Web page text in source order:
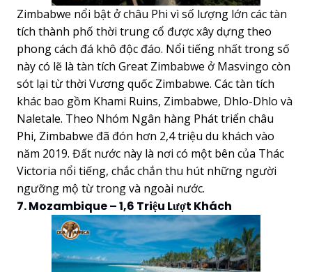
Zimbabwe nổi bật ở châu Phi vì số lượng lớn các tàn
tích thành phố thời trung cổ được xây dựng theo
phong cách đá khô độc đáo. Nổi tiếng nhất trong số
này có lẽ là tàn tích Great Zimbabwe ở Masvingo còn
sót lại từ thời Vương quốc Zimbabwe. Các tàn tích
khác bao gồm Khami Ruins, Zimbabwe, Dhlo-Dhlo và
Naletale. Theo Nhóm Ngân hàng Phát triển châu
Phi, Zimbabwe đã đón hơn 2,4 triệu du khách vào
năm 2019. Đất nước này là nơi có một bên của Thác
Victoria nổi tiếng, chắc chắn thu hút những người
ngưỡng mộ từ trong và ngoài nước.
7. Mozambique – 1,6 Triệu Lượt Khách